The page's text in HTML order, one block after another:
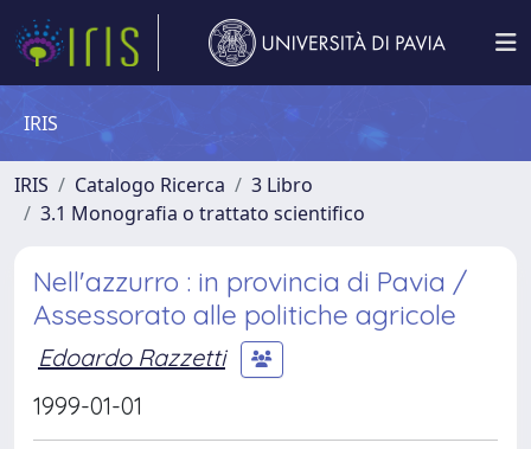
IRIS
IRIS Catalogo Ricerca
3 Libro
3.1 Monografia o trattato scientifico
Nell'azzurro : in provincia di Pavia /
Assessorato alle politiche agricole
Edoardo Razzetti
1999-01-01